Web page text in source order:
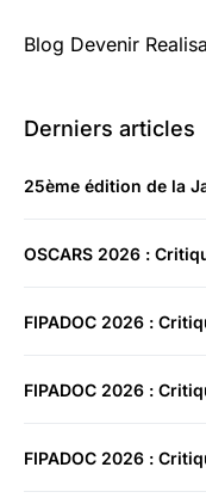
Blog Devenir
Derniers articles
25ème édition de la
OSCARS 2026 :
FIPADOC 2026 :
FIPADOC 2026 :
FIPADOC 2026 :